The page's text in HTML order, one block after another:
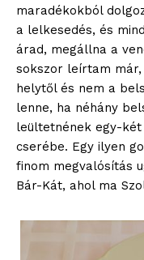
maradékokból
a lelkesedés, és
árad, megállna a
sokszor leírtam már,
helytől és nem a
lenne, ha néhány
leültetnének egy-
cserébe. Egy ilyen
finom megvalósítás
Bár-Kát, ahol ma